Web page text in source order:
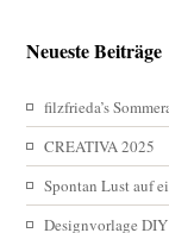
Neueste Beiträge
filzfrieda’s
CREATIVA 2025
Spontan Lust auf
Designvorlage